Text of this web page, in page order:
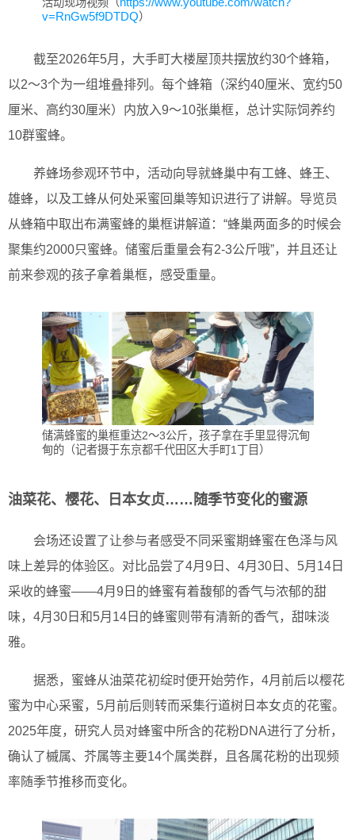
活动现场视频（
v=RnGw5f9DTDQ）
截至2026年5月，大手町大楼屋顶共摆放约30个蜂箱，
以2～3个为一组堆叠排列。每个蜂箱（深约40厘米、宽约50
厘米、高约30厘米）内放入9～10张巢框，总计实际饲养约
10群蜜蜂。
养蜂场参观环节中，活动向导就蜂巢中有工蜂、蜂王、
雄蜂，以及工蜂从何处采蜜回巢等知识进行了讲解。导览员
从蜂箱中取出布满蜜蜂的巢框讲解道：“蜂巢两面多的时候会
聚集约2000只蜜蜂。储蜜后重量会有2-3公斤哦”，并且还让
前来参观的孩子拿着巢框，感受重量。
储满蜂蜜的巢框重达2～3公斤，孩子拿在手里显得沉甸
甸的（记者摄于东京都千代田区大手町1丁目）
油菜花、樱花、日本女贞……随季节变化的蜜源
会场还设置了让参与者感受不同采蜜期蜂蜜在色泽与风
味上差异的体验区。对比品尝了4月9日、4月30日、5月14日
采收的蜂蜜——4月9日的蜂蜜有着馥郁的香气与浓郁的甜
味，4月30日和5月14日的蜂蜜则带有清新的香气，甜味淡
雅。
据悉，蜜蜂从油菜花初绽时便开始劳作，4月前后以樱花
蜜为中心采蜜，5月前后则转而采集行道树日本女贞的花蜜。
2025年度，研究人员对蜂蜜中所含的花粉DNA进行了分析，
确认了槭属、芥属等主要14个属类群，且各属花粉的出现频
率随季节推移而变化。